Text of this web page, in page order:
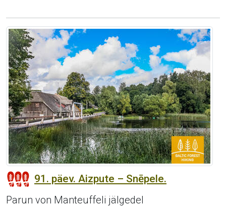
91. päev. Aizpute – Snēpele.
Parun von Manteuffeli jälgedel